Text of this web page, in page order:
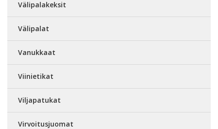
Välipalakeksit
Välipalat
Vanukkaat
Viinietikat
Viljapatukat
Virvoitusjuomat